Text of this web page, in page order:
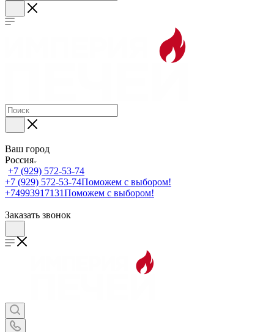
Ваш город
Россия
+7 (929) 572-53-74
+7 (929) 572-53-74Поможем с выбором!
+74993917131Поможем с выбором!
Заказать звонок